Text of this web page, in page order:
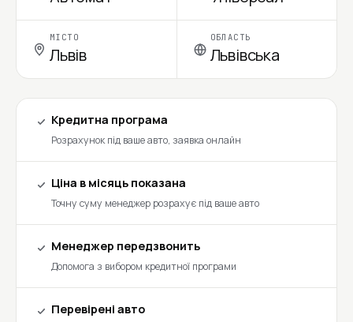
МІСТО
Львів
ОБЛАСТЬ
Львівська
Кредитна програма
Розрахунок під ваше авто, заявка онлайн
Ціна в місяць показана
Точну суму менеджер розрахує під ваше авто
Менеджер передзвонить
Допомога з вибором кредитної програми
Перевірені авто